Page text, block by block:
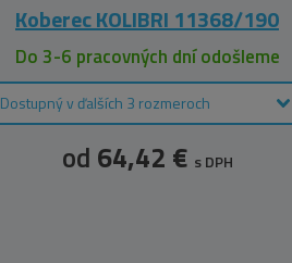
Koberec KOLIBRI 11368/190
Do 3-6 pracovných dní odošleme
Dostupný v ďalších 3 rozmeroch
od 64,42 € s DPH